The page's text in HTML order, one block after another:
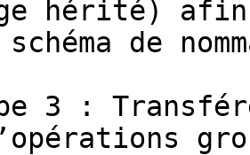
hérité)
de
3 :